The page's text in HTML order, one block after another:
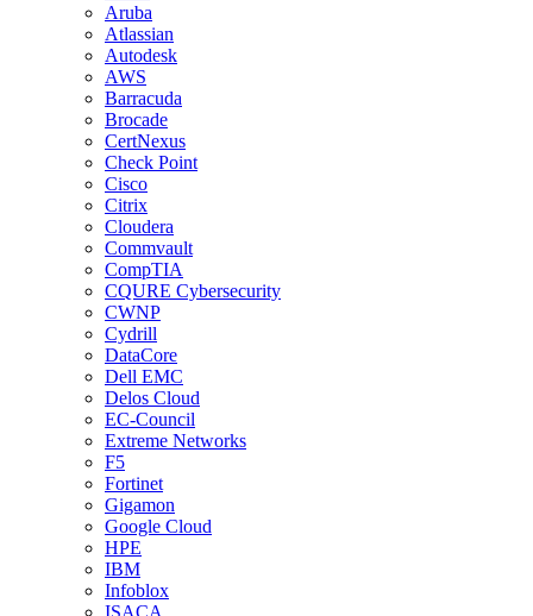
Aruba
Atlassian
Autodesk
AWS
Barracuda
Brocade
CertNexus
Check Point
Cisco
Citrix
Cloudera
Commvault
CompTIA
CQURE Cybersecurity
CWNP
Cydrill
DataCore
Dell EMC
Delos Cloud
EC-Council
Extreme Networks
F5
Fortinet
Gigamon
Google Cloud
HPE
IBM
Infoblox
ISACA